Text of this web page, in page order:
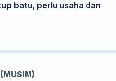
batu, perlu usaha dan